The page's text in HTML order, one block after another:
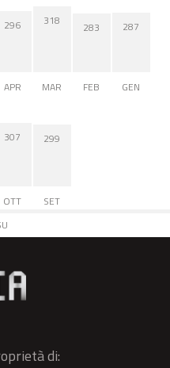
296
APR
318
MAR
283
FEB
287
GEN
307
OTT
299
SET
di: